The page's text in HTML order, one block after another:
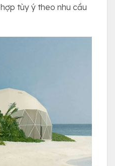
tùy ý theo nhu cầu